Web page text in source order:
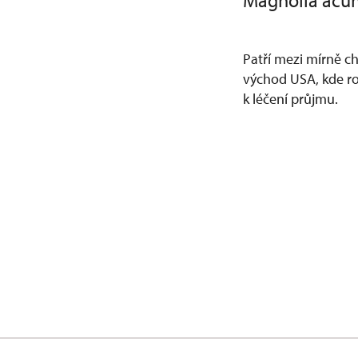
Patří mezi mírně
východ USA, kde
k léčení průjmu.